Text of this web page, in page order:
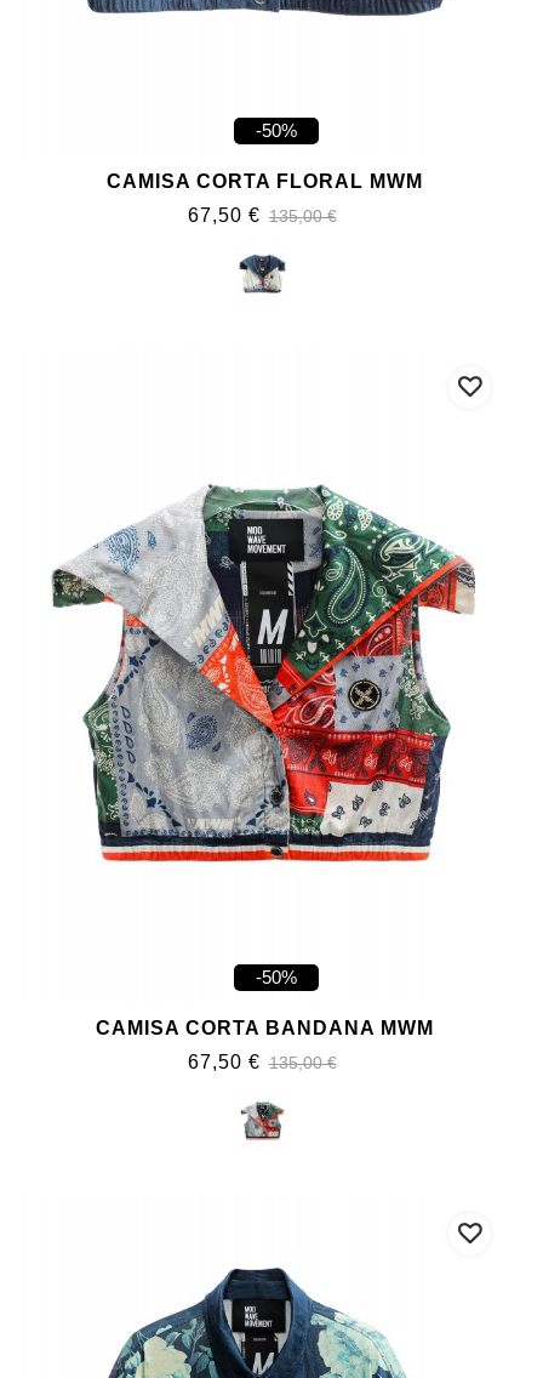
-50%
CAMISA CORTA FLORAL MWM
67,50 € 135,00 €
-50%
CAMISA CORTA BANDANA MWM
67,50 € 135,00 €